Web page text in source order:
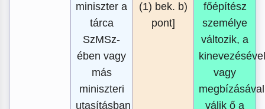
miniszter a
tárca
SzMSz-
ében vagy
más
miniszteri
utasításban
(1) bek. b)
pont]
főépítész
személye
változik, a
kinevezésével
vagy
megbízásával
válik ő a